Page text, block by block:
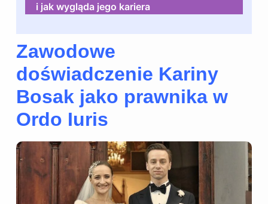
i jak wygląda jego kariera
Zawodowe
doświadczenie Kariny
Bosak jako prawnika w
Ordo Iuris